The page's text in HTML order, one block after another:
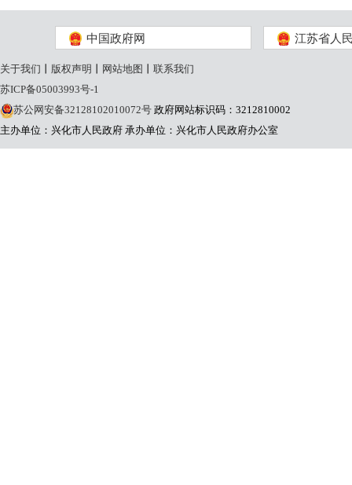
中国政府网 江苏省人
关于我们 版权声明 网站地图
联系我们
苏ICP备05003993号-1
苏公网安备32128102010072号 政府网站标识码：3212810002
主办单位：兴化市人民政府 承办单位：兴化市人民政府办公室